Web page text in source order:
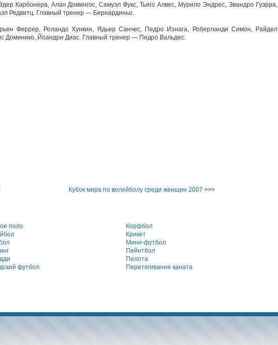
Карбонера, Алан Домингос, Самуэл Фукс, Тьяго Алвес, Мурило Эндрес, Эвандро Гуэрра,
Редвитц. Главный тренер — Бернардиньо.
Феррер, Роландо Хункин, Ядьер Санчес, Педро Изнага, Роберланди Симон, Райдел
Доминико, Йоандри Диас. Главный тренер — Педро Вальдес.
Кубок мира по волейболу среди женщин 2007 >>>
поло
футбол
Корфбол
Крикет
Мини-футбол
Пейнтбол
Пелота
Перетягивание каната